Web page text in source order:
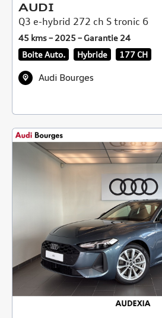
AUDI
Q3 e-hybrid 272 ch S tronic 6
45 kms – 2025 – Garantie 24
Boite Auto.
Hybride 177 CH
Audi Bourges